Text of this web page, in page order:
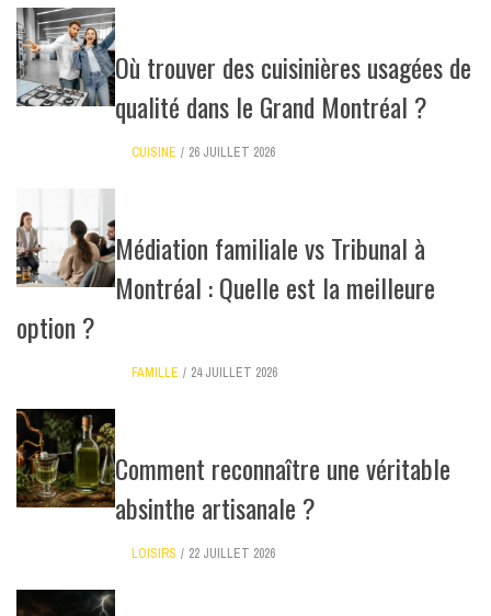
Où trouver des cuisinières usagées de
qualité dans le Grand Montréal ?
CUISINE 26 JUILLET 2026
Médiation familiale vs Tribunal à
Montréal : Quelle est la meilleure
option ?
FAMILLE 24 JUILLET 2026
Comment reconnaître une véritable
absinthe artisanale ?
LOISIRS 22 JUILLET 2026